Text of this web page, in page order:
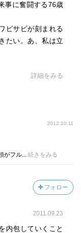
事に奮闘する76歳
ビサビが刻まれる
たい。あ、私は立
詳細をみる
2012.10.11
がフル... 続きをみる
フォロー
2011.09.23
内包していくこと